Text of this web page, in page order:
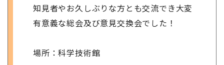
知見者やお久しぶりな方とも交流でき大変
有意義な総会及び意見交換会でした！
場所：科学技術館